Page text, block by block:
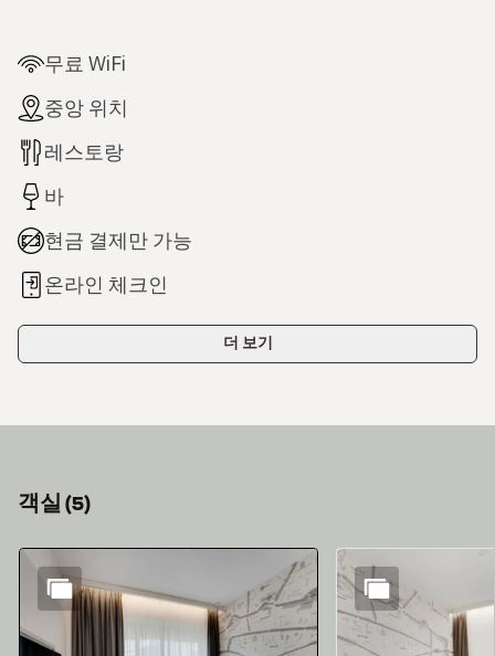
무료 WiFi
중앙 위치
레스토랑
바
현금 결제만 가능
온라인 체크인
더 보기
객실(5)
슬라이드 1 의 5